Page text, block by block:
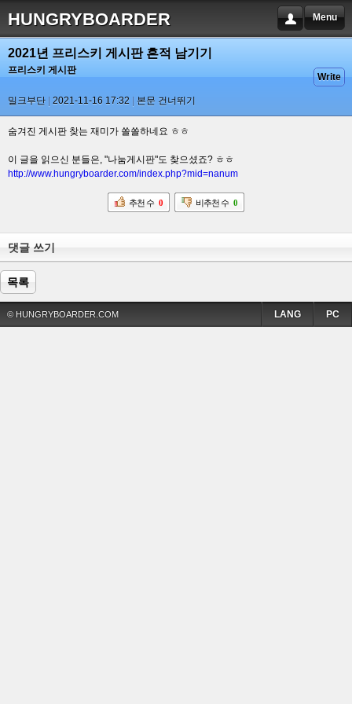
HUNGRYBOARDER Menu
2021년 프리스키 게시판 흔적 남기기
프리스키 게시판
밀크부단 2021-11-16 17:32 본문 건너뛰기
Write
숨겨진 게시판 찾는 재미가 쏠쏠하네요 ㅎㅎ
이 글을 읽으신 분들은, "나눔게시판"도 찾으셨죠? ㅎㅎ
http://www.hungryboarder.com/index.php?mid=nanum
추천 수 0 비추천 수 0
댓글 쓰기
목록
© HUNGRYBOARDER.COM PC
LANG